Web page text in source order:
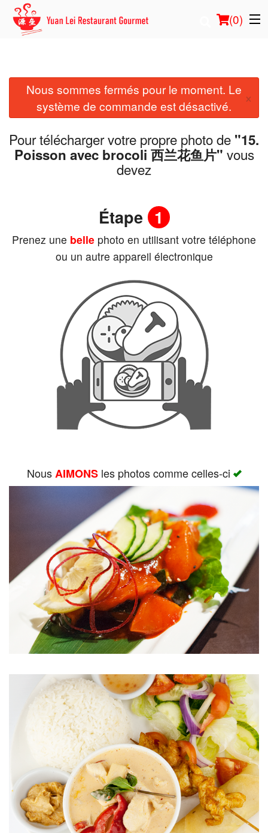
(0)
Commander en ligne
Emplacement
Français
Panier (0)
Nous sommes fermés pour le moment. Le
système de commande est désactivé.
×
Pour télécharger votre propre photo de "15.
Poisson avec brocoli 西兰花鱼片" vous
devez
Étape 1
Prenez une belle photo en utilisant votre téléphone
ou un autre appareil électronique
NousAIMONSles photos comme celles-ci